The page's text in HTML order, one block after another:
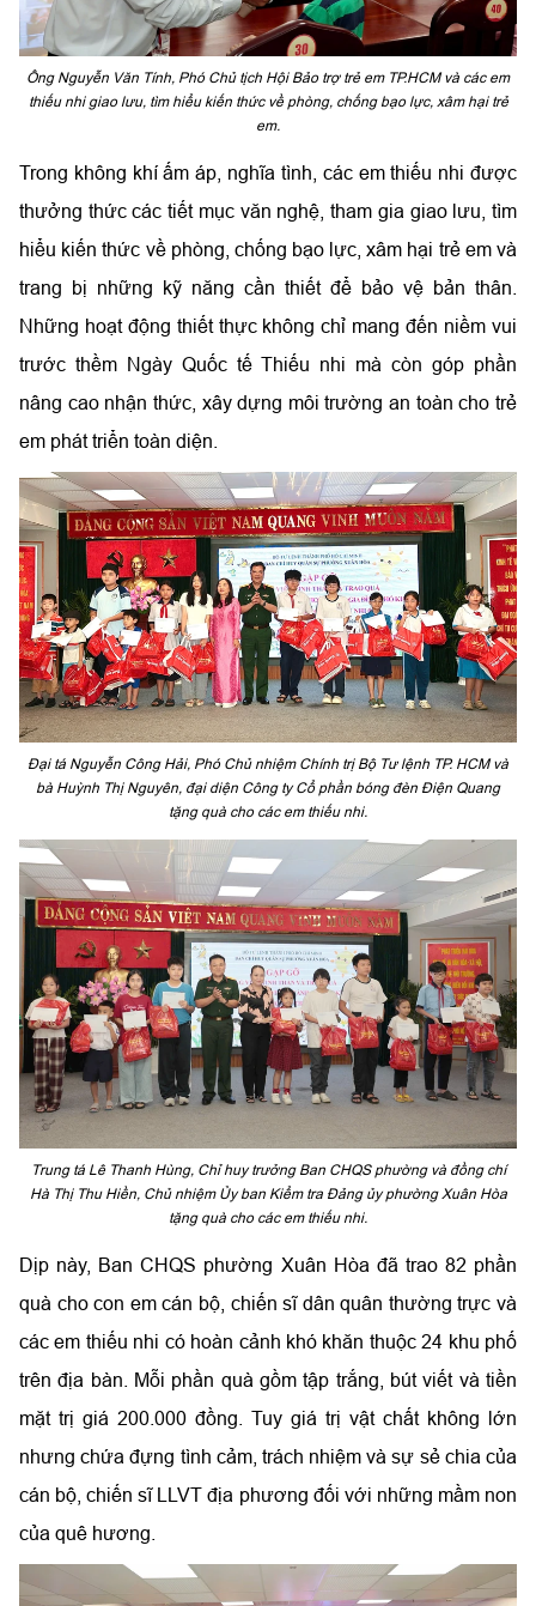
Ông Nguyễn Văn Tính, Phó Chủ tịch Hội Bảo trợ trẻ em TP.HCM và các em
thiếu nhi giao lưu, tìm hiểu kiến thức về phòng, chống bạo lực, xâm hại trẻ
em.
Trong không khí ấm áp, nghĩa tình, các em thiếu nhi được
thưởng thức các tiết mục văn nghệ, tham gia giao lưu, tìm
hiểu kiến thức về phòng, chống bạo lực, xâm hại trẻ em và
trang bị những kỹ năng cần thiết để bảo vệ bản thân.
Những hoạt động thiết thực không chỉ mang đến niềm vui
trước thềm Ngày Quốc tế Thiếu nhi mà còn góp phần
nâng cao nhận thức, xây dựng môi trường an toàn cho trẻ
em phát triển toàn diện.
Đại tá Nguyễn Công Hải, Phó Chủ nhiệm Chính trị Bộ Tư lệnh TP. HCM và
bà Huỳnh Thị Nguyên, đại diện Công ty Cổ phần bóng đèn Điện Quang
tặng quà cho các em thiếu nhi.
Trung tá Lê Thanh Hùng, Chỉ huy trưởng Ban CHQS phường và đồng chí
Hà Thị Thu Hiền, Chủ nhiệm Ủy ban Kiểm tra Đảng ủy phường Xuân Hòa
tặng quà cho các em thiếu nhi.
Dịp này, Ban CHQS phường Xuân Hòa đã trao 82 phần
quà cho con em cán bộ, chiến sĩ dân quân thường trực và
các em thiếu nhi có hoàn cảnh khó khăn thuộc 24 khu phố
trên địa bàn. Mỗi phần quà gồm tập trắng, bút viết và tiền
mặt trị giá 200.000 đồng. Tuy giá trị vật chất không lớn
nhưng chứa đựng tình cảm, trách nhiệm và sự sẻ chia của
cán bộ, chiến sĩ LLVT địa phương đối với những mầm non
của quê hương.